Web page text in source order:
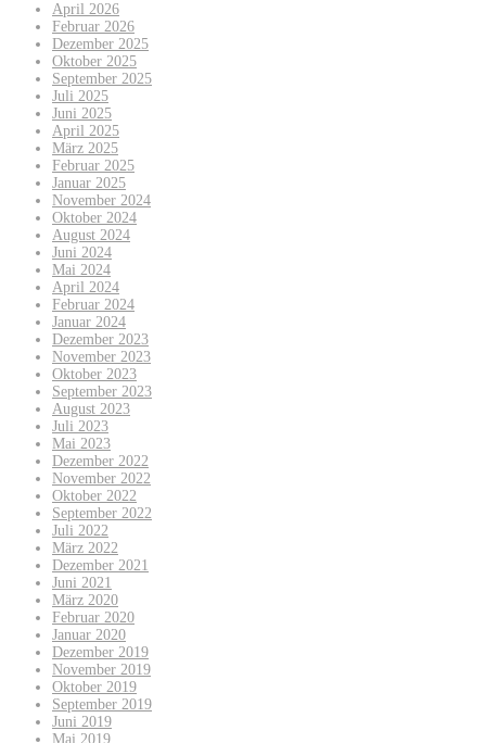
April 2026
Februar 2026
Dezember 2025
Oktober 2025
September 2025
Juli 2025
Juni 2025
April 2025
März 2025
Februar 2025
Januar 2025
November 2024
Oktober 2024
August 2024
Juni 2024
Mai 2024
April 2024
Februar 2024
Januar 2024
Dezember 2023
November 2023
Oktober 2023
September 2023
August 2023
Juli 2023
Mai 2023
Dezember 2022
November 2022
Oktober 2022
September 2022
Juli 2022
März 2022
Dezember 2021
Juni 2021
März 2020
Februar 2020
Januar 2020
Dezember 2019
November 2019
Oktober 2019
September 2019
Juni 2019
Mai 2019